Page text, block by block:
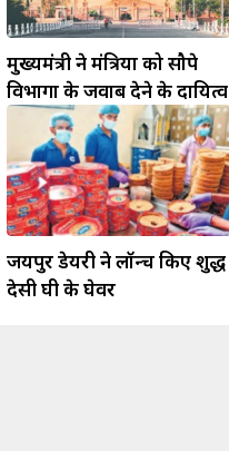
मुख्यमंत्री ने मंत्रियों को सौपे
विभागों के जवाब देने के दायित्व
जयपुर डेयरी ने लॉन्च किए शुद्ध
देसी घी के घेवर